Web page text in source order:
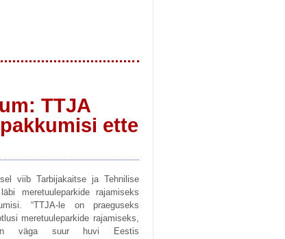
TTJA
ette
viib Tarbijakaitse ja Tehnilise
meretuuleparkide rajamiseks
“TTJA-le on praeguseks
meretuuleparkide rajamiseks,
väga suur huvi Eestis